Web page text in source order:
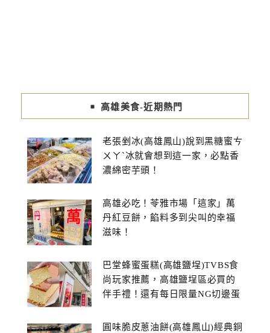
高雄美食-近期熱門
老張剉冰(高雄鳳山)說到黑糖蜜ㄘ
ㄨㄚˋ冰就會想到這一家，必點香
濃綿密芋頭！
高雄必吃！苓雅市場「這家」萬
丹紅豆餅，餡料多到尖叫的幸福
滋味！
巴堂蜂蜜蛋糕(高雄鹽埕)TVBS食
尚玩家推薦，高雄鹽埕區必買的
伴手禮！還有每日限量NG切邊蛋
圓味脆皮蔥油餅(高雄鳳山)經典銅